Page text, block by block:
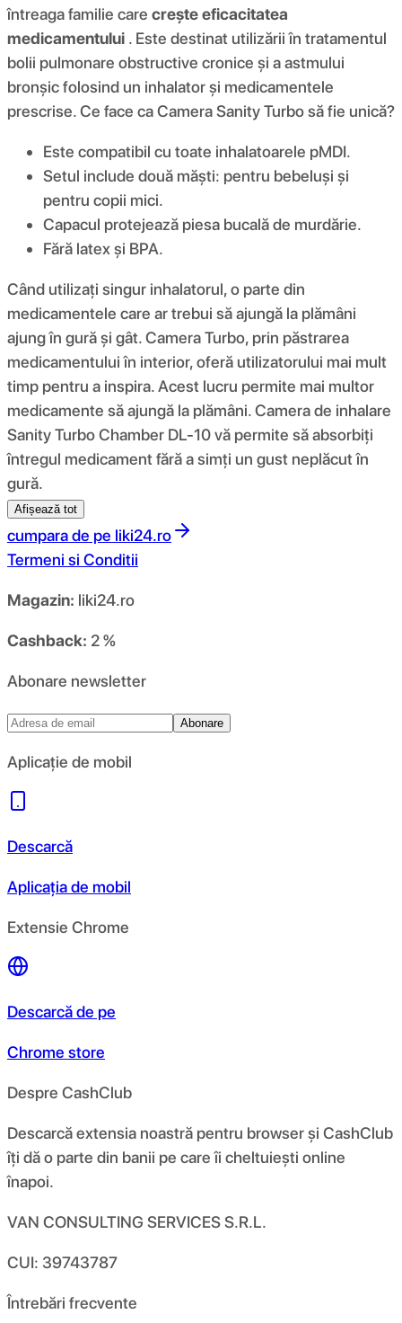
întreaga familie care crește eficacitatea
medicamentului . Este destinat utilizării în tratamentul
bolii pulmonare obstructive cronice și a astmului
bronșic folosind un inhalator și medicamentele
prescrise. Ce face ca Camera Sanity Turbo să fie unică?
Este compatibil cu toate inhalatoarele pMDI.
Setul include două măști: pentru bebeluși și
pentru copii mici.
Capacul protejează piesa bucală de murdărie.
Fără latex și BPA.
Când utilizați singur inhalatorul, o parte din
medicamentele care ar trebui să ajungă la plămâni
ajung în gură și gât. Camera Turbo, prin păstrarea
medicamentului în interior, oferă utilizatorului mai mult
timp pentru a inspira. Acest lucru permite mai multor
medicamente să ajungă la plămâni. Camera de inhalare
Sanity Turbo Chamber DL-10 vă permite să absorbiți
întregul medicament fără a simți un gust neplăcut în
gură.
Afișează tot
cumpara de pe liki24.ro
Termeni si Conditii
Magazin: liki24.ro
Cashback: 2 %
Abonare newsletter
Abonare
Aplicație de mobil
Descarcă
Aplicația de mobil
Extensie Chrome
Descarcă de pe
Chrome store
Despre CashClub
Descarcă extensia noastră pentru browser și CashClub
îți dă o parte din banii pe care îi cheltuiești online
înapoi.
VAN CONSULTING SERVICES S.R.L.
CUI: 39743787
Întrebări frecvente